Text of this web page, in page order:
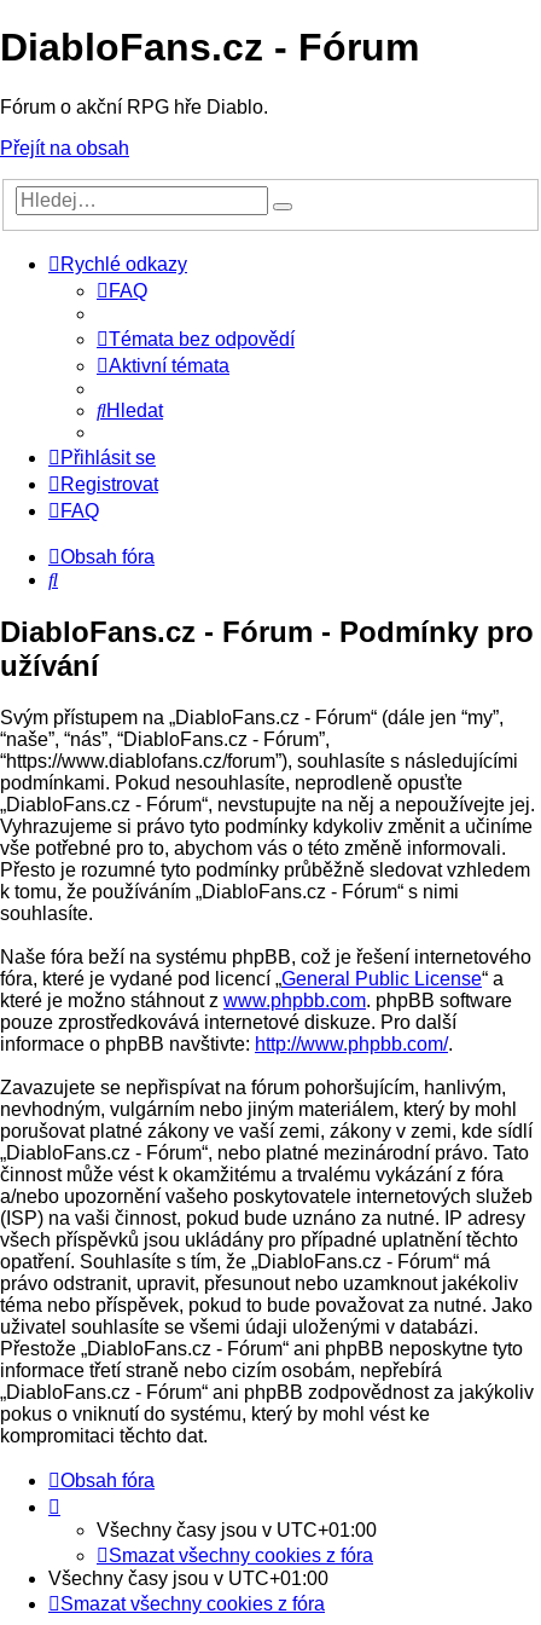
DiabloFans.cz - Fórum
Fórum o akční RPG hře Diablo.
Přejít na obsah
Rychlé odkazy
FAQ
Témata bez odpovědí
Aktivní témata
Hledat
Přihlásit se
Registrovat
FAQ
Obsah fóra
Hledat
DiabloFans.cz - Fórum - Podmínky pro
užívání
Svým přístupem na „DiabloFans.cz - Fórum“ (dále jen “my”,
“naše”, “nás”, “DiabloFans.cz - Fórum”,
“https://www.diablofans.cz/forum”), souhlasíte s následujícími
podmínkami. Pokud nesouhlasíte, neprodleně opusťte
„DiabloFans.cz - Fórum“, nevstupujte na něj a nepoužívejte jej.
Vyhrazujeme si právo tyto podmínky kdykoliv změnit a učiníme
vše potřebné pro to, abychom vás o této změně informovali.
Přesto je rozumné tyto podmínky průběžně sledovat vzhledem
k tomu, že používáním „DiabloFans.cz - Fórum“ s nimi
souhlasíte.
Naše fóra beží na systému phpBB, což je řešení internetového
fóra, které je vydané pod licencí „General Public License“ a
které je možno stáhnout z www.phpbb.com. phpBB software
pouze zprostředkovává internetové diskuze. Pro další
informace o phpBB navštivte: http://www.phpbb.com/.
Zavazujete se nepřispívat na fórum pohoršujícím, hanlivým,
nevhodným, vulgárním nebo jiným materiálem, který by mohl
porušovat platné zákony ve vaší zemi, zákony v zemi, kde sídlí
„DiabloFans.cz - Fórum“, nebo platné mezinárodní právo. Tato
činnost může vést k okamžitému a trvalému vykázání z fóra
a/nebo upozornění vašeho poskytovatele internetových služeb
(ISP) na vaši činnost, pokud bude uznáno za nutné. IP adresy
všech příspěvků jsou ukládány pro případné uplatnění těchto
opatření. Souhlasíte s tím, že „DiabloFans.cz - Fórum“ má
právo odstranit, upravit, přesunout nebo uzamknout jakékoliv
téma nebo příspěvek, pokud to bude považovat za nutné. Jako
uživatel souhlasíte se všemi údaji uloženými v databázi.
Přestože „DiabloFans.cz - Fórum“ ani phpBB neposkytne tyto
informace třetí straně nebo cizím osobám, nepřebírá
„DiabloFans.cz - Fórum“ ani phpBB zodpovědnost za jakýkoliv
pokus o vniknutí do systému, který by mohl vést ke
kompromitaci těchto dat.
Obsah fóra
Všechny časy jsou v UTC+01:00
Smazat všechny cookies z fóra
Všechny časy jsou v UTC+01:00
Smazat všechny cookies z fóra